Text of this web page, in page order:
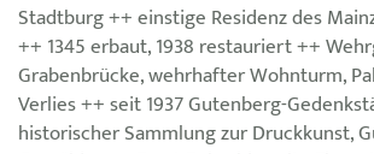
Stadtburg ++ einstige Residenz des
++ 1345 erbaut, 1938 restauriert ++
Grabenbrücke, wehrhafter Wohnturm,
Verlies ++ seit 1937 Gutenberg-
historischer Sammlung zur Druckkunst,